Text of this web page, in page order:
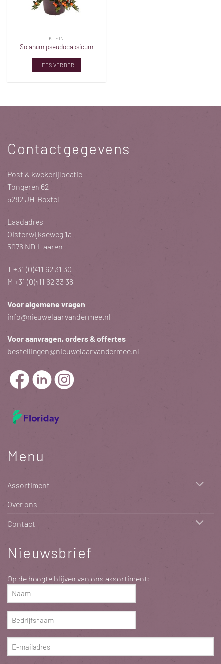
KLEIN
Solanum pseudocapsicum
LEES VERDER
Contactgegevens
Post & kwekerijlocatie
Tongeren 62
5282 JH Boxtel
Laadadres
Oisterwijkseweg 1a
5076 ND Haaren
T+31 (0)411 62 31 30
M +31 (0)411 62 33 38
Voor algemene vragen
info@nieuwelaarvandermee.nl
Voor aanvragen, orders & offertes
bestellingen@nieuwelaarvandermee.nl
Menu
Assortiment
Over ons
Contact
Nieuwsbrief
Op de hoogte blijven van ons assortiment:
Naam
(Vereist)
Bedrijfsnaam
(Vereist)
E-
mailadres